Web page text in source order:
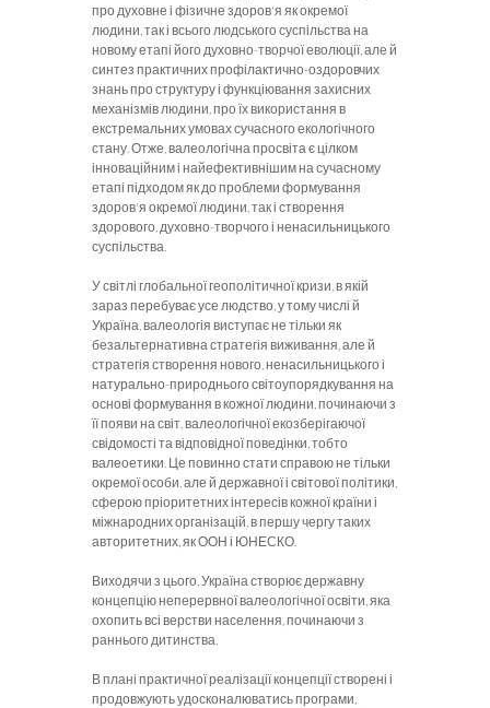
про духовне і фізичне здоров'я як окремої
людини, так і всього людського суспільства на
новому етапі його духовно-творчої еволюції, але й
синтез практичних профілактично-оздоровчих
знань про структуру і функціювання захисних
механізмів людини, про їх використання в
екстремальних умовах сучасного екологічного
стану. Отже, валеологічна просвіта є цілком
інноваційним і найефективнішим на сучасному
етапі підходом як до проблеми формування
здоров'я окремої людини, так і створення
здорового, духовно-творчого і ненасильницького
суспільства.
У світлі глобальної геополітичної кризи, в якій
зараз перебуває усе людство, у тому числі й
Україна, валеологія виступає не тільки як
безальтернативна стратегія виживання, але й
стратегія створення нового, ненасильницького і
натурально-природнього світоупорядкування на
основі формування в кожної людини, починаючи з
її появи на світ, валеологічної екозберігаючої
свідомості та відповідної поведінки, тобто
валеоетики. Це повинно стати справою не тільки
окремої особи, але й державної і світової політики,
сферою пріоритетних інтересів кожної країни і
міжнародних організацій, в першу чергу таких
авторитетних, як ООН і ЮНЕСКО.
Виходячи з цього, Україна створює державну
концепцію неперервної валеологічної освіти, яка
охопить всі верстви населення, починаючи з
раннього дитинства.
В плані практичної реалізації концепції створені і
продовжують удосконалюватись програми,